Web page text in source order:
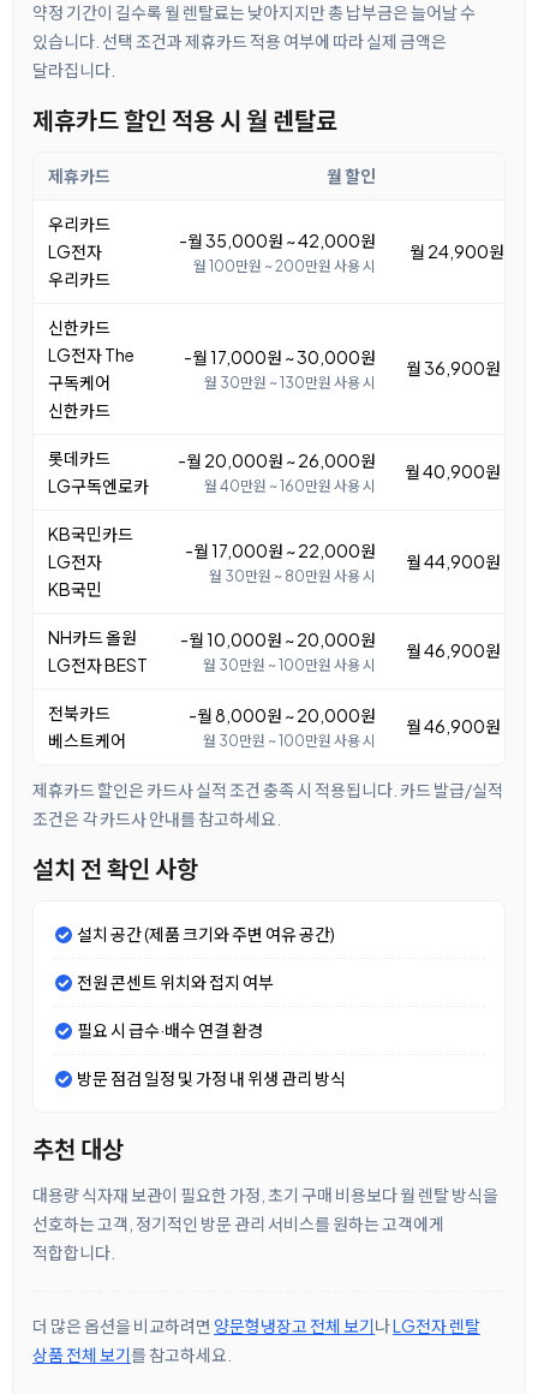
약정 기간이 길수록 월 렌탈료는 낮아지지만 총 납부금은 늘어날 수
있습니다. 선택 조건과 제휴카드 적용 여부에 따라 실제 금액은
달라집니다.
제휴카드 할인 적용 시 월 렌탈료
제휴카드 월 할인
우리카드
LG전자
우리카드
-월 35,000원 ~ 42,000원
월 100만원 ~ 200만원 사용 시
월 24,900원 ~
신한카드
LG전자 The
구독케어
신한카드
-월 17,000원 ~ 30,000원
월 30만원 ~ 130만원 사용 시
월 36,900원 ~
롯데카드
LG구독엔로카
-월 20,000원 ~ 26,000원
월 40만원 ~ 160만원 사용 시
월 40,900원 ~
KB국민카드
LG전자
KB국민
-월 17,000원 ~ 22,000원
월 30만원 ~ 80만원 사용 시
월 44,900원 ~
NH카드 올원
LG전자 BEST
-월 10,000원 ~ 20,000원
월 30만원 ~ 100만원 사용 시
월 46,900원 ~
전북카드
베스트케어
-월 8,000원 ~ 20,000원
월 30만원 ~ 100만원 사용 시
월 46,900원 ~
제휴카드 할인은 카드사 실적 조건 충족 시 적용됩니다. 카드 발급/실적
조건은 각 카드사 안내를 참고하세요.
설치 전 확인 사항
설치 공간 (제품 크기와 주변 여유 공간)
전원 콘센트 위치와 접지 여부
필요 시 급수·배수 연결 환경
방문 점검 일정 및 가정 내 위생 관리 방식
추천 대상
대용량 식자재 보관이 필요한 가정, 초기 구매 비용보다 월 렌탈 방식을
선호하는 고객, 정기적인 방문 관리 서비스를 원하는 고객에게
적합합니다.
더 많은 옵션을 비교하려면 양문형냉장고 전체 보기나LG전자 렌탈
상품 전체 보기를 참고하세요.